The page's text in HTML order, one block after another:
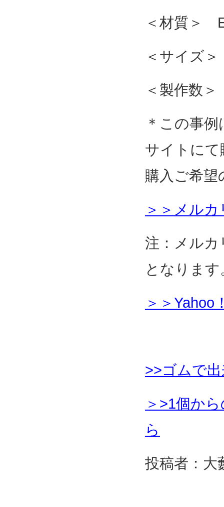
＜材質＞
＜サイズ
＜製作数
＊この事
サイトに
購入ご希望
＞＞メル
注：メルカ
となります
＞＞
>>ゴムで
＞ >1個か
ら
投稿者：大